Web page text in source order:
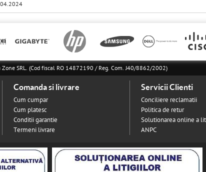
SRL. (Cod fiscal RO 14872190 / Reg. Com. J40/8862/2002)
Comanda si livrare
Cum cumpar
Cum platesc
Conditii garantie
Termeni livrare
Servicii Clienti
Conciliere reclamatii
Politica de retur
Solutionarea online a
ANPC